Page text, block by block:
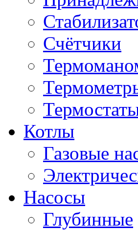
Счётчики
Котлы
Газовые
Насосы
Глубинные